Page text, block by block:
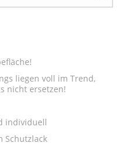
liegen voll im Trend,
nicht ersetzen!
individuell
Schutzlack